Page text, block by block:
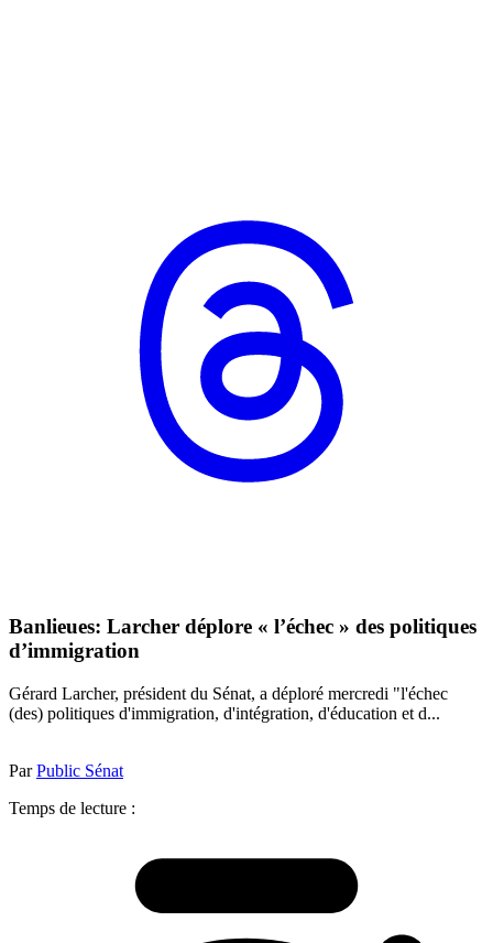
Banlieues: Larcher déplore « l’échec » des politiques
d’immigration
Gérard Larcher, président du Sénat, a déploré mercredi "l'échec
(des) politiques d'immigration, d'intégration, d'éducation et d...
ParPublic Sénat
Temps de lecture :